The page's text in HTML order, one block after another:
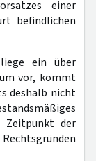
einer
befindlichen
liege ein über
vor, kommt
deshalb nicht
Zeitpunkt der